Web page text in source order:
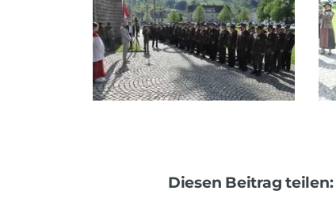
Diesen Beitrag teilen: